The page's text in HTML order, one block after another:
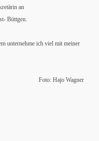
an
Büttgen.
unternehme ich viel mit meiner
Foto: Hajo Wagner